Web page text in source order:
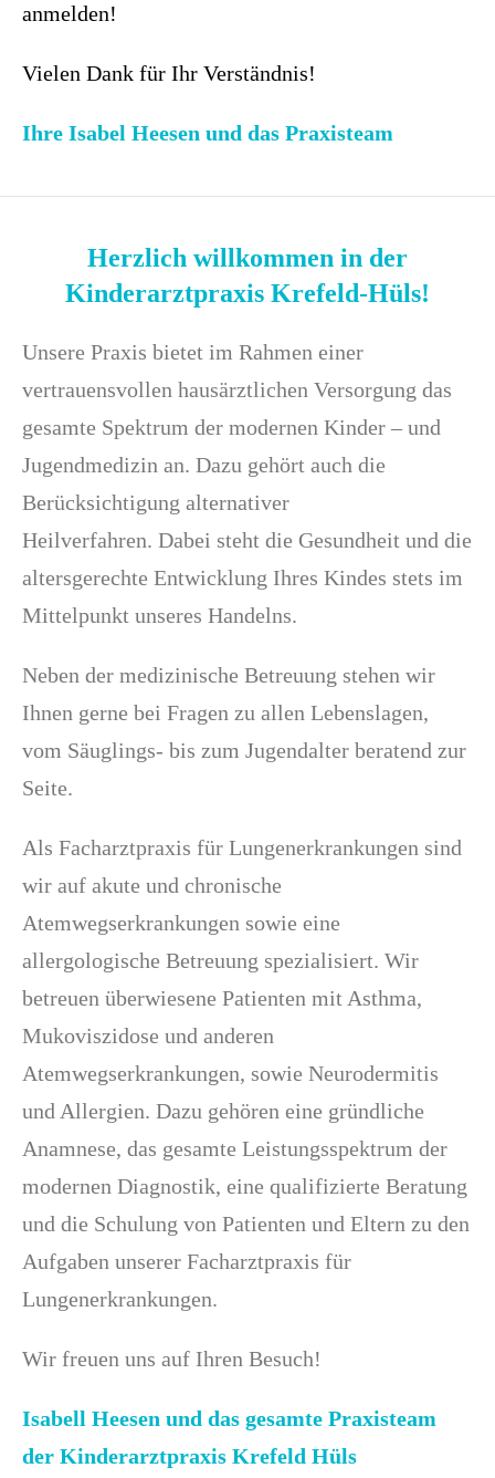
anmelden!
Vielen Dank für Ihr Verständnis!
Ihre Isabel Heesen und das Praxisteam
Herzlich willkommen in der
Kinderarztpraxis Krefeld-Hüls!
Unsere Praxis bietet im Rahmen einer
vertrauensvollen hausärztlichen Versorgung das
gesamte Spektrum der modernen Kinder – und
Jugendmedizin an. Dazu gehört auch die
Berücksichtigung alternativer
Heilverfahren. Dabei steht die Gesundheit und die
altersgerechte Entwicklung Ihres Kindes stets im
Mittelpunkt unseres Handelns.
Neben der medizinische Betreuung stehen wir
Ihnen gerne bei Fragen zu allen Lebenslagen,
vom Säuglings- bis zum Jugendalter beratend zur
Seite.
Als Facharztpraxis für Lungenerkrankungen sind
wir auf akute und chronische
Atemwegserkrankungen sowie eine
allergologische Betreuung spezialisiert. Wir
betreuen überwiesene Patienten mit Asthma,
Mukoviszidose und anderen
Atemwegserkrankungen, sowie Neurodermitis
und Allergien. Dazu gehören eine gründliche
Anamnese, das gesamte Leistungsspektrum der
modernen Diagnostik, eine qualifizierte Beratung
und die Schulung von Patienten und Eltern zu den
Aufgaben unserer Facharztpraxis für
Lungenerkrankungen.
Wir freuen uns auf Ihren Besuch!
Isabell Heesen und das gesamte Praxisteam
der Kinderarztpraxis Krefeld Hüls